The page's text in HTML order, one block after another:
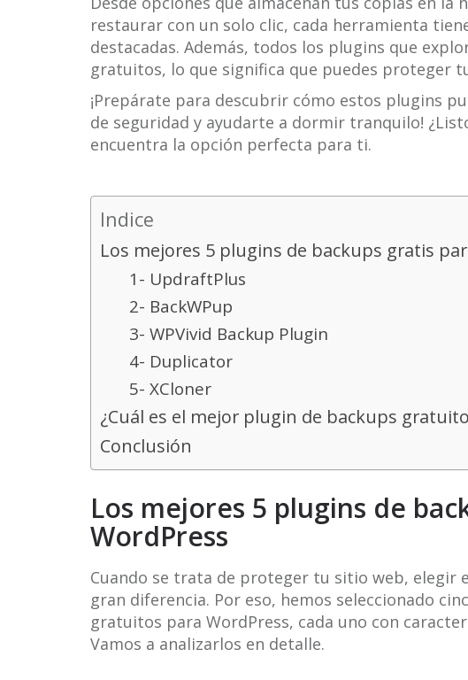
restaurar con un solo clic, cada herramienta
destacadas. Además, todos los plugins que
gratuitos, lo que significa que puedes proteger
¡Prepárate para descubrir cómo estos plugins
de seguridad y ayudarte a dormir tranquilo!
encuentra la opción perfecta para ti.
Indice
Los mejores 5 plugins de backups gratis
1- UpdraftPlus
2- BackWPup
3- WPVivid Backup Plugin
4- Duplicator
5- XCloner
¿Cuál es el mejor plugin de backups
Conclusión
Los mejores 5 plugins de
WordPress
Cuando se trata de proteger tu sitio web, elegir
gran diferencia. Por eso, hemos seleccionado
gratuitos para WordPress, cada uno con
Vamos a analizarlos en detalle.